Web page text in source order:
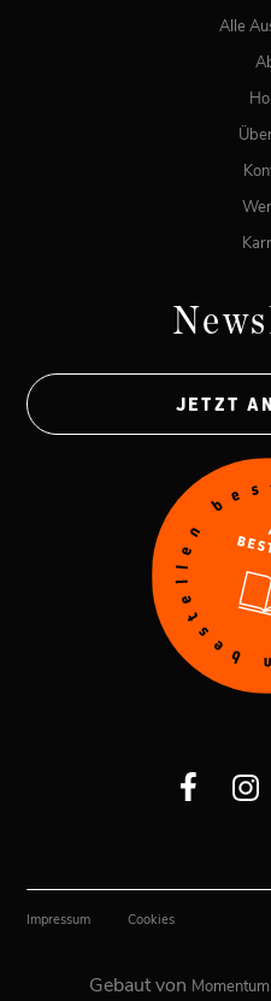
Alle
Impressum Cookies
JETZT
Gebaut von